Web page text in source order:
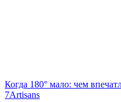
Когда 180° мало: чем
7Artisans